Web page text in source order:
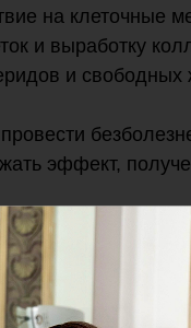
на клеточные
и выработку
и свободных
эффект,
а у
ненужным